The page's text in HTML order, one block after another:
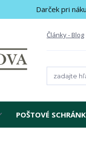
Darček pri
Články - Blog
POŠTOVÉ